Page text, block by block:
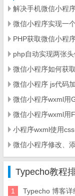
解决手机微信小程
微信小程序实现一
PHP获取微信小程
php自动实现两张
微信小程序如何获
微信小程序 js代码
微信小程序wxml用
微信小程序wxml用
小程序wxml使用
微信小程序修改、
Typecho教程
1 Typecho 博客详